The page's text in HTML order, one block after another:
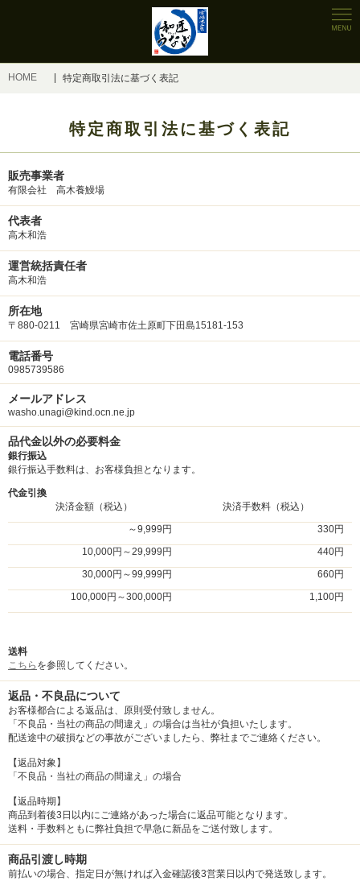
HOME 特定商取引法に基づく表記
特定商取引法に基づく表記
販売事業者
有限会社 高木養鰻場
代表者
高木和浩
運営統括責任者
高木和浩
所在地
〒880-0211 宮崎県宮崎市佐土原町下田島15181-153
電話番号
0985739586
メールアドレス
washo.unagi@kind.ocn.ne.jp
品代金以外の必要料金
銀行振込
銀行振込手数料は、お客様負担となります。
代金引換
決済金額（税込）
決済手数料（税込）
～9,999円
330円
10,000円～29,999円
440円
30,000円～99,999円
660円
100,000円～300,000円
1,100円
送料
こちら を参照してください。
返品・不良品について
お客様都合による返品は、原則受付致しません。
「不良品・当社の商品の間違え」の場合は当社が負担いたします。
配送途中の破損などの事故がございましたら、弊社までご連絡ください。
【返品対象】
「不良品・当社の商品の間違え」の場合
【返品時期】
商品到着後3日以内にご連絡があった場合に返品可能となります。
送料・手数料ともに弊社負担で早急に新品をご送付致します。
商品引渡し時期
前払いの場合、指定日が無ければ入金確認後3営業日以内で発送致します。